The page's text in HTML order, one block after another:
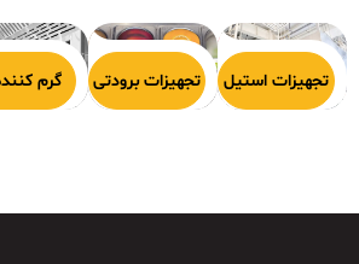
پخت
تجهیزات استیل
تجهیزات برودتی گرم